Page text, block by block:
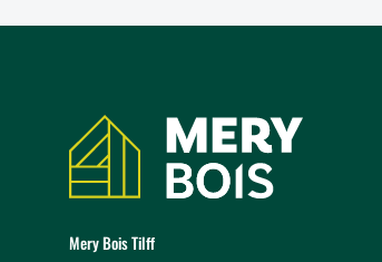
Coordonnées
Mery Bois Tilff